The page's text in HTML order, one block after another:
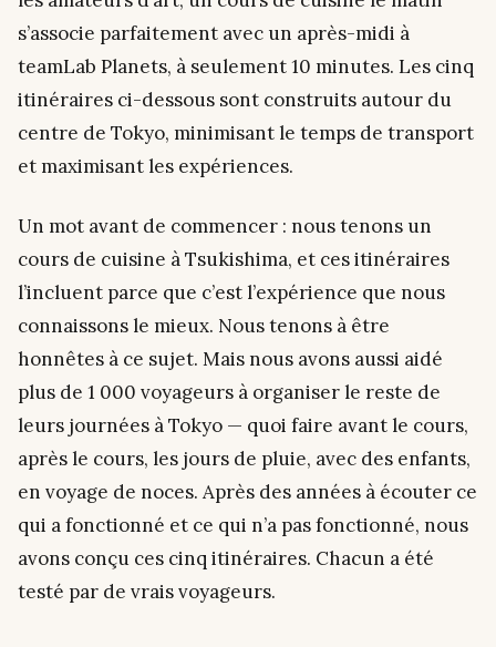
s’associe parfaitement avec un après-midi à
teamLab Planets, à seulement 10 minutes. Les cinq
itinéraires ci-dessous sont construits autour du
centre de Tokyo, minimisant le temps de transport
et maximisant les expériences.
Un mot avant de commencer : nous tenons un
cours de cuisine à Tsukishima, et ces itinéraires
l’incluent parce que c’est l’expérience que nous
connaissons le mieux. Nous tenons à être
honnêtes à ce sujet. Mais nous avons aussi aidé
plus de 1 000 voyageurs à organiser le reste de
leurs journées à Tokyo — quoi faire avant le cours,
après le cours, les jours de pluie, avec des enfants,
en voyage de noces. Après des années à écouter ce
qui a fonctionné et ce qui n’a pas fonctionné, nous
avons conçu ces cinq itinéraires. Chacun a été
testé par de vrais voyageurs.